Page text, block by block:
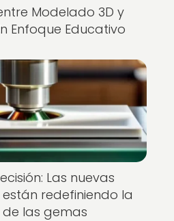
Modelado 3D y
Enfoque Educativo
Las nuevas
redefiniendo la
las gemas